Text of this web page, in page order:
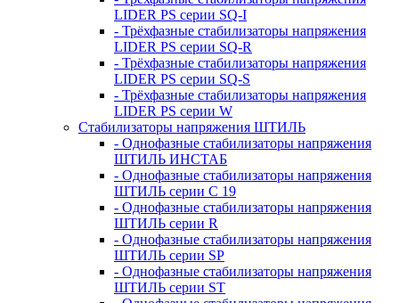
LIDER PS серии SQ-I
- Трёхфазные стабилизаторы напряжения
LIDER PS серии SQ-R
- Трёхфазные стабилизаторы напряжения
LIDER PS серии SQ-S
- Трёхфазные стабилизаторы напряжения
LIDER PS серии W
Стабилизаторы напряжения ШТИЛЬ
- Однофазные стабилизаторы напряжения
ШТИЛЬ ИНСТАБ
- Однофазные стабилизаторы напряжения
ШТИЛЬ серии C 19
- Однофазные стабилизаторы напряжения
ШТИЛЬ серии R
- Однофазные стабилизаторы напряжения
ШТИЛЬ серии SP
- Однофазные стабилизаторы напряжения
ШТИЛЬ серии ST